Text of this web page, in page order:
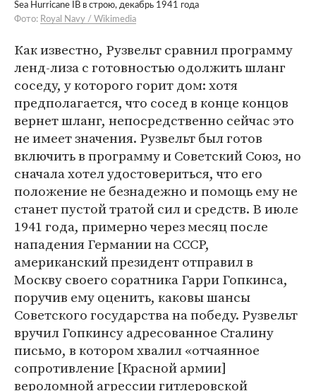
Sea Hurricane IB в строю, декабрь 1941 года
Фото: Royal Navy / Wikimedia
Как известно, Рузвельт сравнил программу
ленд-лиза с готовностью одолжить шланг
соседу, у которого горит дом: хотя
предполагается, что сосед в конце концов
вернет шланг, непосредственно сейчас это
не имеет значения. Рузвельт был готов
включить в программу и Советский Союз, но
сначала хотел удостовериться, что его
положение не безнадежно и помощь ему не
станет пустой тратой сил и средств. В июле
1941 года, примерно через месяц после
нападения Германии на СССР,
американский президент отправил в
Москву своего соратника Гарри Гопкинса,
поручив ему оценить, каковы шансы
Советского государства на победу. Рузвельт
вручил Гопкинсу адресованное Сталину
письмо, в котором хвалил «отчаянное
сопротивление [Красной армии]
вероломной агрессии гитлеровской